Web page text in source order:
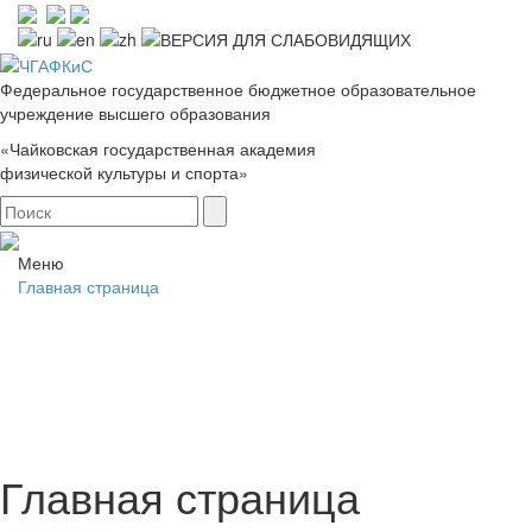
Федеральное государственное бюджетное образовательное
учреждение высшего образования
«Чайковская государственная академия
физической культуры и спорта»
Меню
Главная страница
Главная страница